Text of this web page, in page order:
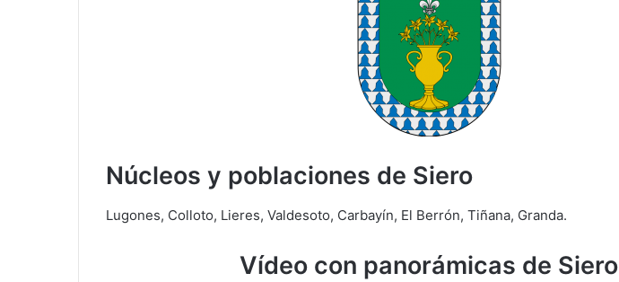
Núcleos y poblaciones de Siero
Lugones, Colloto, Lieres, Valdesoto, Carbayín, El Berrón, Tiñana, Granda.
Vídeo con panorámicas de Siero